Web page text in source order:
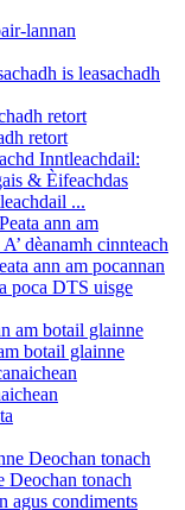
is leasachadh
retort
...
poca DTS uisge
botail glainne
tonach